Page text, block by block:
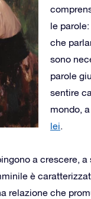
le
che
sono
parole
sentire
mondo,
lei.
a crescere,
è
relazione che